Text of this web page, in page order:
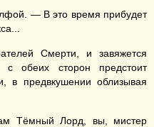
— В это время прибудет
Смерти, и завяжется
с обеих сторон предстоит
в предвкушении облизывая
Тёмный Лорд, вы, мистер